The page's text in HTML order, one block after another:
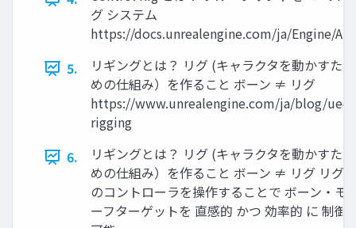
グ システム
https://docs.unrealengine.com/ja/Engine/
5.
リギングとは？ リグ (キャラクタを動かすた
めの仕組み）を作ること ボーン ≠ リグ
https://www.unrealengine.com/ja/blog/ue4-
rigging
6.
リギングとは？ リグ (キャラクタを動かすた
めの仕組み）を作ること ボーン ≠ リグ リグ
のコントローラを操作することで ボーン・モ
ーフターゲットを 直感的 かつ 効率的 に 制御